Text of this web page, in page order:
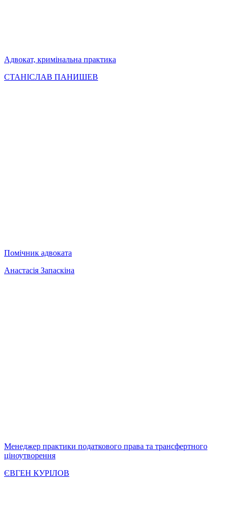
Адвокат, кримінальна практика
СТАНІСЛАВ ПАНИШЕВ
Помічник адвоката
Анастасія Запаскіна
Менеджер практики податкового права та трансфертного
ціноутворення
ЄВГЕН КУРІЛОВ